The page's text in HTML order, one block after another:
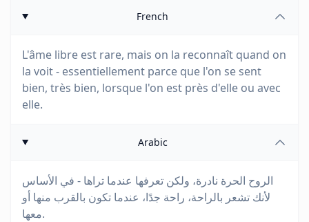
French
L'âme libre est rare, mais on la reconnaît quand on
la voit - essentiellement parce que l'on se sent
bien, très bien, lorsque l'on est près d'elle ou avec
elle.
Arabic
الروح الحرة نادرة، ولكن تعرفها عندما تراها - في الأساس
لأنك تشعر بالراحة، راحة جدًا، عندما تكون بالقرب منها أو
معها.